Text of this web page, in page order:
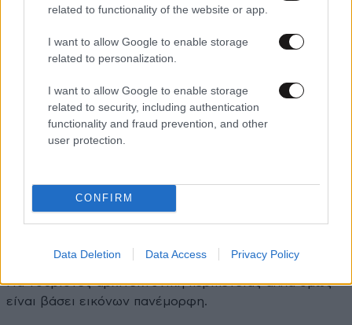
related to functionality of the website or app.
I want to allow Google to enable storage
related to personalization.
I want to allow Google to enable storage
related to security, including authentication
functionality and fraud prevention, and other
user protection.
CONFIRM
Data Deletion Data Access Privacy Policy
Xαρακτήρες: 0/1000
Διαβάστε και ακολουθήστε τους κανόνες σχολιασμού
Δέος 24·10·2024 23:55
Για τουρίστες αρχιτεκτονική περιπέτειας αλλά όμως
είναι βάσει εικόνων πανέμορφη.